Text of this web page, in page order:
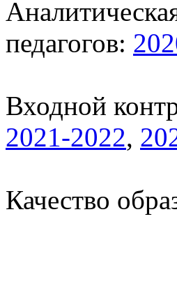
педагогов:
Входной
2021-2022,
Качество